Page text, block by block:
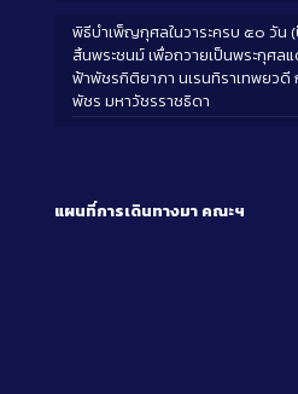
พิธีบำเพ็ญกุศลในวาระครบ ๕๐ วั
สิ้นพระชนม์ เพื่อถวายเป็นพระกุศลแ
ฟ้าพัชรกิติยาภา นเรนทิราเทพยว
พัชร มหาวัชรราชธิดา
แผนที่การเดินทางมา คณะฯ